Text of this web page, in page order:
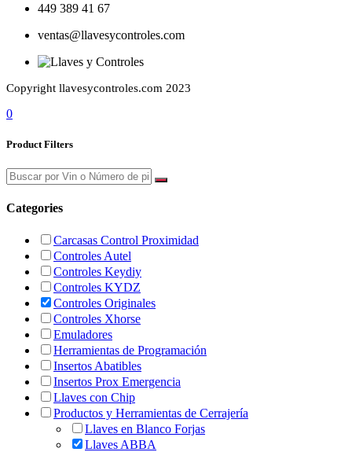
449 389 41 67
ventas@llavesycontroles.com
Copyright llavesycontroles.com 2023
0
Product Filters
Categories
Carcasas Control Proximidad
Controles Autel
Controles Keydiy
Controles KYDZ
Controles Originales
Controles Xhorse
Emuladores
Herramientas de Programación
Insertos Abatibles
Insertos Prox Emergencia
Llaves con Chip
Productos y Herramientas de Cerrajería
Llaves en Blanco Forjas
Llaves ABBA